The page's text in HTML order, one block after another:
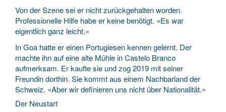
Von der Szene sei er nicht zurückgehalten worden.
Professionelle Hilfe habe er keine benötigt. «Es war
eigentlich ganz leicht.»
In Goa hatte er einen Portugiesen kennen gelernt. Der
machte ihn auf eine alte Mühle in Castelo Branco
aufmerksam. Er kaufte sie und zog 2019 mit seiner
Freundin dorthin. Sie kommt aus einem Nachbarland der
Schweiz. «Aber wir definieren uns nicht über Nationalität.»
Der Neustart